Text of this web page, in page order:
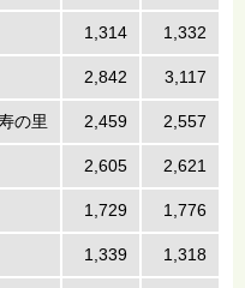
1,314 1,332
2,842 3,117
の里 2,459 2,557
2,605 2,621
1,729 1,776
1,339 1,318